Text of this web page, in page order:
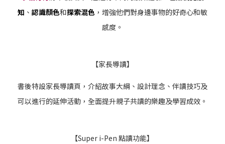
知 、 認識顏色和探索混色，增強他們對身邊事物的好奇心和敏
感度。
【家長導讀】
書後特設家長導讀頁，介紹故事大綱、設計理念、伴讀技巧及
可以進行的延伸活動，全面提升親子共讀的樂趣及學習成效。
【Super i-Pen 點讀功能】